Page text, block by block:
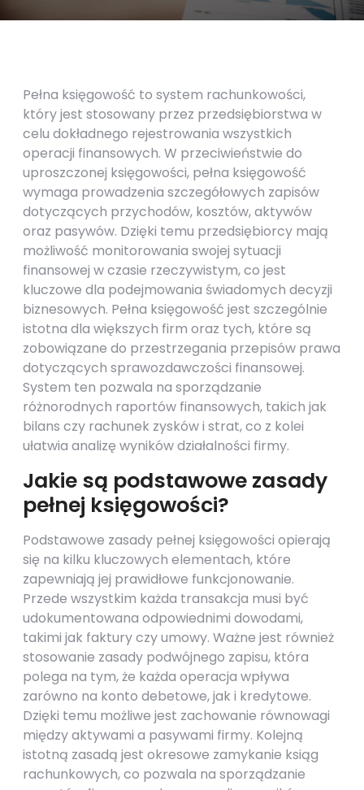
Pełna księgowość to system rachunkowości,
który jest stosowany przez przedsiębiorstwa w
celu dokładnego rejestrowania wszystkich
operacji finansowych. W przeciwieństwie do
uproszczonej księgowości, pełna księgowość
wymaga prowadzenia szczegółowych zapisów
dotyczących przychodów, kosztów, aktywów
oraz pasywów. Dzięki temu przedsiębiorcy mają
możliwość monitorowania swojej sytuacji
finansowej w czasie rzeczywistym, co jest
kluczowe dla podejmowania świadomych decyzji
biznesowych. Pełna księgowość jest szczególnie
istotna dla większych firm oraz tych, które są
zobowiązane do przestrzegania przepisów prawa
dotyczących sprawozdawczości finansowej.
System ten pozwala na sporządzanie
różnorodnych raportów finansowych, takich jak
bilans czy rachunek zysków i strat, co z kolei
ułatwia analizę wyników działalności firmy.
Jakie są podstawowe zasady
pełnej księgowości?
Podstawowe zasady pełnej księgowości opierają
się na kilku kluczowych elementach, które
zapewniają jej prawidłowe funkcjonowanie.
Przede wszystkim każda transakcja musi być
udokumentowana odpowiednimi dowodami,
takimi jak faktury czy umowy. Ważne jest również
stosowanie zasady podwójnego zapisu, która
polega na tym, że każda operacja wpływa
zarówno na konto debetowe, jak i kredytowe.
Dzięki temu możliwe jest zachowanie równowagi
między aktywami a pasywami firmy. Kolejną
istotną zasadą jest okresowe zamykanie ksiąg
rachunkowych, co pozwala na sporządzanie